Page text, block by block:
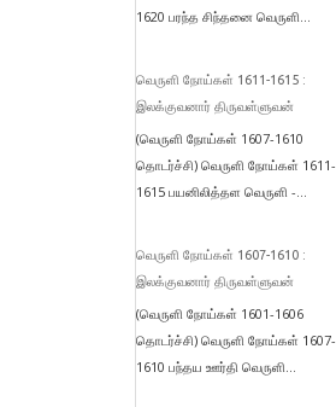
1620 பரந்த சிந்தனை வெருளி...
வெருளி நோய்கள் 1611-1615 :
இலக்குவனார் திருவள்ளுவன்
(வெருளி நோய்கள் 1607-1610
தொடர்ச்சி) வெருளி நோய்கள் 1611-
1615 பயனிலித்தள வெருளி -...
வெருளி நோய்கள் 1607-1610 :
இலக்குவனார் திருவள்ளுவன்
(வெருளி நோய்கள் 1601-1606
தொடர்ச்சி) வெருளி நோய்கள் 1607-
1610 பந்தய ஊர்தி வெருளி...